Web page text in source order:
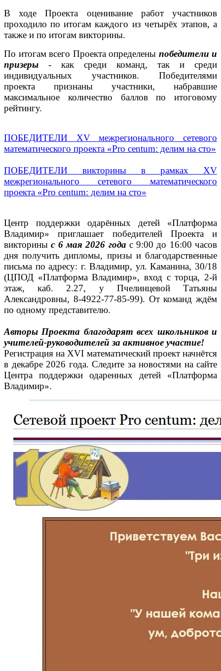
В ходе Проекта оценивание работ участников
проходило по итогам каждого из четырёх этапов, а
также и по итогам викторины.
По итогам всего Проекта определены победители и
призеры - как среди команд, так и среди
индивидуальных участников. Победителями
проекта признаны участники, набравшие
максимальное количество баллов по итоговому
рейтингу.
ПОБЕДИТЕЛИ XV межрегионального сетевого
математического проекта «Pro centum: делим на сто»
ПОБЕДИТЕЛИ викторины в рамках XV
межрегионального сетевого математического
проекта «Pro centum: делим на сто»
Центр поддержки одарённых детей «Платформа
Владимир» приглашает победителей Проекта и
викториныс 6 мая 2026 года с 9:00 до 16:00 часов
дня получить дипломы, призы и благодарственные
письма по адресу: г. Владимир, ул. Каманина, 30/18
(ЦПОД «Платформа Владимир», вход с торца, 2-й
этаж, каб. 2.27, у Пчелинцевой Татьяны
Александровны, 8-4922-77-85-99). От команд ждём
по одному представителю.
Авторы Проекта благодарят всех школьников и
учителей-руководителей за активное участие!
Регистрация на XVI математический проект начнётся
в декабре 2026 года. Следите за новостями на сайте
Центра поддержки одаренных детей «Платформа
Владимир».